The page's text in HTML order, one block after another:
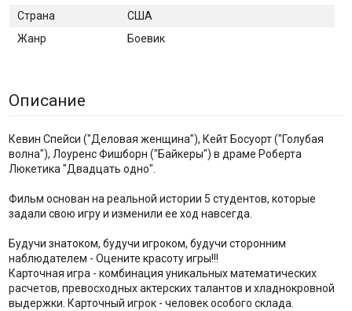
Страна
США
Жанр
Боевик
Описание
Кевин Спейси ("Деловая женщина"), Кейт Босуорт ("Голубая
волна"), Лоуренс Фишборн ("Байкеры") в драме Роберта
Люкетика "Двадцать одно".
Фильм основан на реальной истории 5 студентов, которые
задали свою игру и изменили ее ход навсегда.
Будучи знатоком, будучи игроком, будучи сторонним
наблюдателем - Оцените красоту игры!!!
Карточная игра - комбинация уникальных математических
расчетов, превосходных актерских талантов и хладнокровной
выдержки. Карточный игрок - человек особого склада.